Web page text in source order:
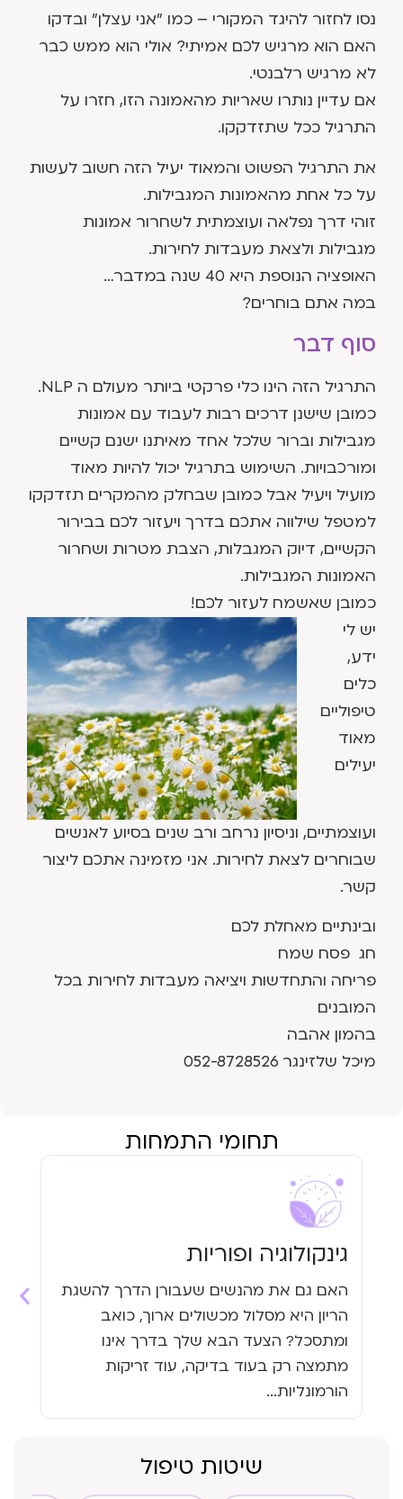
נסו לחזור להיגד המקורי – כמו "אני עצלן" ובדקו
האם הוא מרגיש לכם אמיתי? אולי הוא ממש כבר
לא מרגיש רלבנטי.
אם עדיין נותרו שאריות מהאמונה הזו, חזרו על
התרגיל ככל שתזדקקו.
את התרגיל הפשוט והמאוד יעיל הזה חשוב לעשות
על כל אחת מהאמונות המגבילות.
זוהי דרך נפלאה ועוצמתית לשחרור אמונות
מגבילות ולצאת מעבדות לחירות.
האופציה הנוספת היא 40 שנה במדבר…
במה אתם בוחרים?
סוף דבר
התרגיל הזה הינו כלי פרקטי ביותר מעולם ה NLP.
כמובן שישנן דרכים רבות לעבוד עם אמונות
מגבילות וברור שלכל אחד מאיתנו ישנם קשיים
ומורכבויות. השימוש בתרגיל יכול להיות מאוד
מועיל ויעיל אבל כמובן שבחלק מהמקרים תזדקקו
למטפל שילווה אתכם בדרך ויעזור לכם בבירור
הקשיים, דיוק המגבלות, הצבת מטרות ושחרור
האמונות המגבילות.
כמובן שאשמח לעזור לכם!
יש לי
ידע,
כלים
טיפוליים
מאוד
יעילים
ועוצמתיים, וניסיון נרחב ורב שנים בסיוע לאנשים
שבוחרים לצאת לחירות. אני מזמינה אתכם ליצור
קשר.
ובינתיים מאחלת לכם
חג פסח שמח
פריחה והתחדשות ויציאה מעבדות לחירות בכל
המובנים
בהמון אהבה
מיכל שלזינגר 052-8728526
תחומי התמחות
גינקולוגיה ופוריות
האם גם את מהנשים שעבורן הדרך להשגת
הריון היא מסלול מכשולים ארוך, כואב
ומתסכל? הצעד הבא שלך בדרך אינו
מתמצה רק בעוד בדיקה, עוד זריקות
הורמונליות...
שיטות טיפול